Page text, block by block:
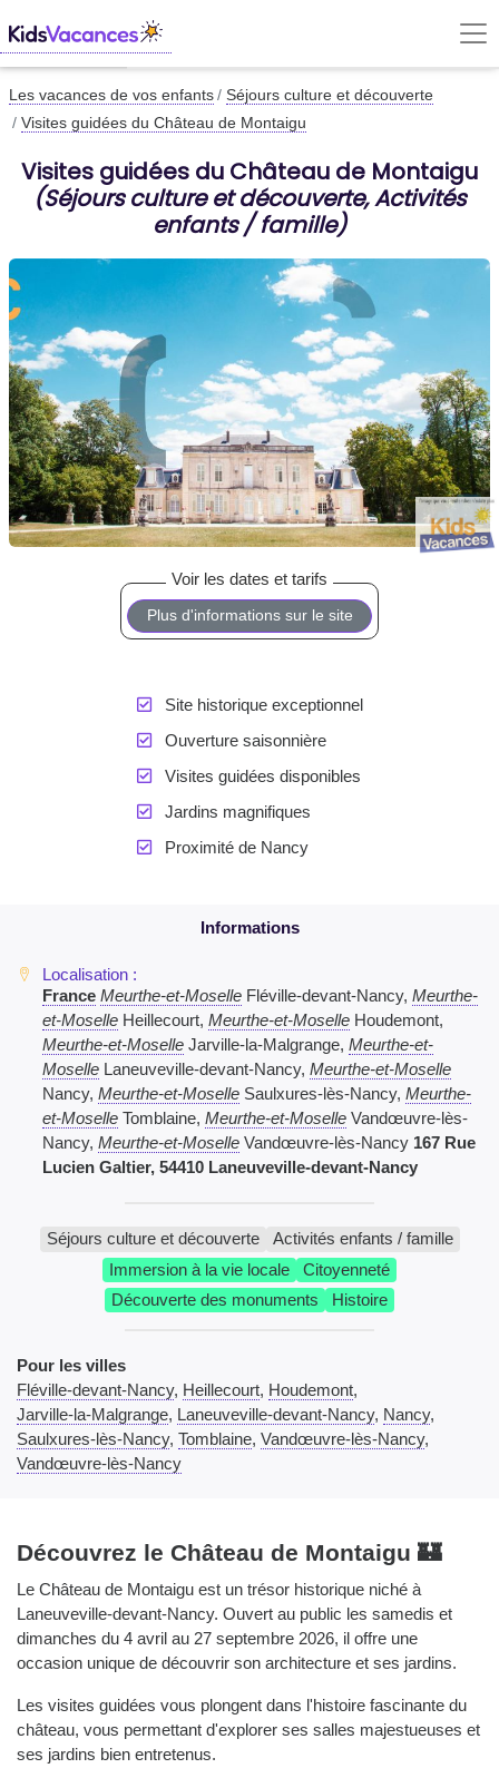
Les vacances de vos enfants
Séjours culture et découverte
Visites guidées du Château de Montaigu
Visites guidées du Château de Montaigu
(Séjours culture et découverte, Activités
enfants / famille)
Plus d'informations sur le site
Site historique exceptionnel
Ouverture saisonnière
Visites guidées disponibles
Jardins magnifiques
Proximité de Nancy
France Meurthe-et-Moselle Fléville-devant-Nancy, Meurthe-
et-Moselle Heillecourt, Meurthe-et-Moselle Houdemont,
Meurthe-et-Moselle Jarville-la-Malgrange, Meurthe-et-
Moselle Laneuveville-devant-Nancy, Meurthe-et-Moselle
Nancy, Meurthe-et-Moselle Saulxures-lès-Nancy, Meurthe-
et-Moselle Tomblaine, Meurthe-et-Moselle Vandœuvre-lès-
Nancy, Meurthe-et-Moselle Vandœuvre-lès-Nancy 167 Rue
Lucien Galtier, 54410 Laneuveville-devant-Nancy
Séjours culture et découverte
Activités enfants / famille
Immersion à la vie locale
Citoyenneté
Découverte des monuments
Histoire
Pour les villes
Fléville-devant-Nancy, Heillecourt, Houdemont,
Jarville-la-Malgrange, Laneuveville-devant-Nancy, Nancy,
Saulxures-lès-Nancy, Tomblaine, Vandœuvre-lès-Nancy,
Vandœuvre-lès-Nancy
Découvrez le Château de Montaigu 🏰
Le Château de Montaigu est un trésor historique niché à
Laneuveville-devant-Nancy. Ouvert au public les samedis et
dimanches du 4 avril au 27 septembre 2026, il offre une
occasion unique de découvrir son architecture et ses jardins.
Les visites guidées vous plongent dans l'histoire fascinante du
château, vous permettant d'explorer ses salles majestueuses et
ses jardins bien entretenus.